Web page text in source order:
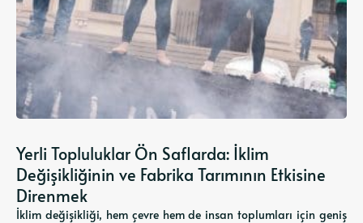
Yerli Topluluklar Ön Saflarda: İklim
Değişikliğinin ve Fabrika Tarımının Etkisine
Direnmek
İklim değişikliği, hem çevre hem de insan toplumları için geniş